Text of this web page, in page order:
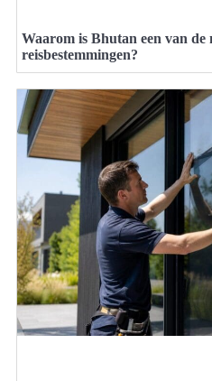
Waarom is Bhutan een van de
reisbestemmingen?